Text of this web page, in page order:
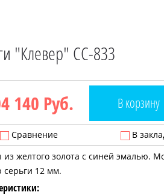
"Клевер" CC-833
140 Руб. В
Сравнение В
из желтого золота с синей эмалью.
серьги 12 мм.